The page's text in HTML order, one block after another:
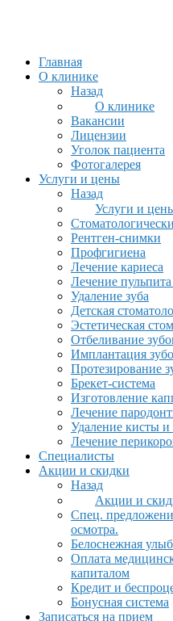
Главная
О клинике
Назад
О клинике
Вакансии
Лицензии
Уголок пациента
Фотогалерея
Услуги и цены
Назад
Услуги и
Рентген-снимки
Профгигиена
Лечение кариеса
Лечение
Удаление зуба
Детская
Эстетическая
Отбеливание
Имплантация
Протезирование
Брекет-система
Изготовление
Лечение
Удаление кисты и
Лечение
Специалисты
Акции и скидки
Назад
Акции и
Спец.
осмотра.
Белоснежная
Оплата
капиталом
Кредит и
Бонусная система
Записаться на прием